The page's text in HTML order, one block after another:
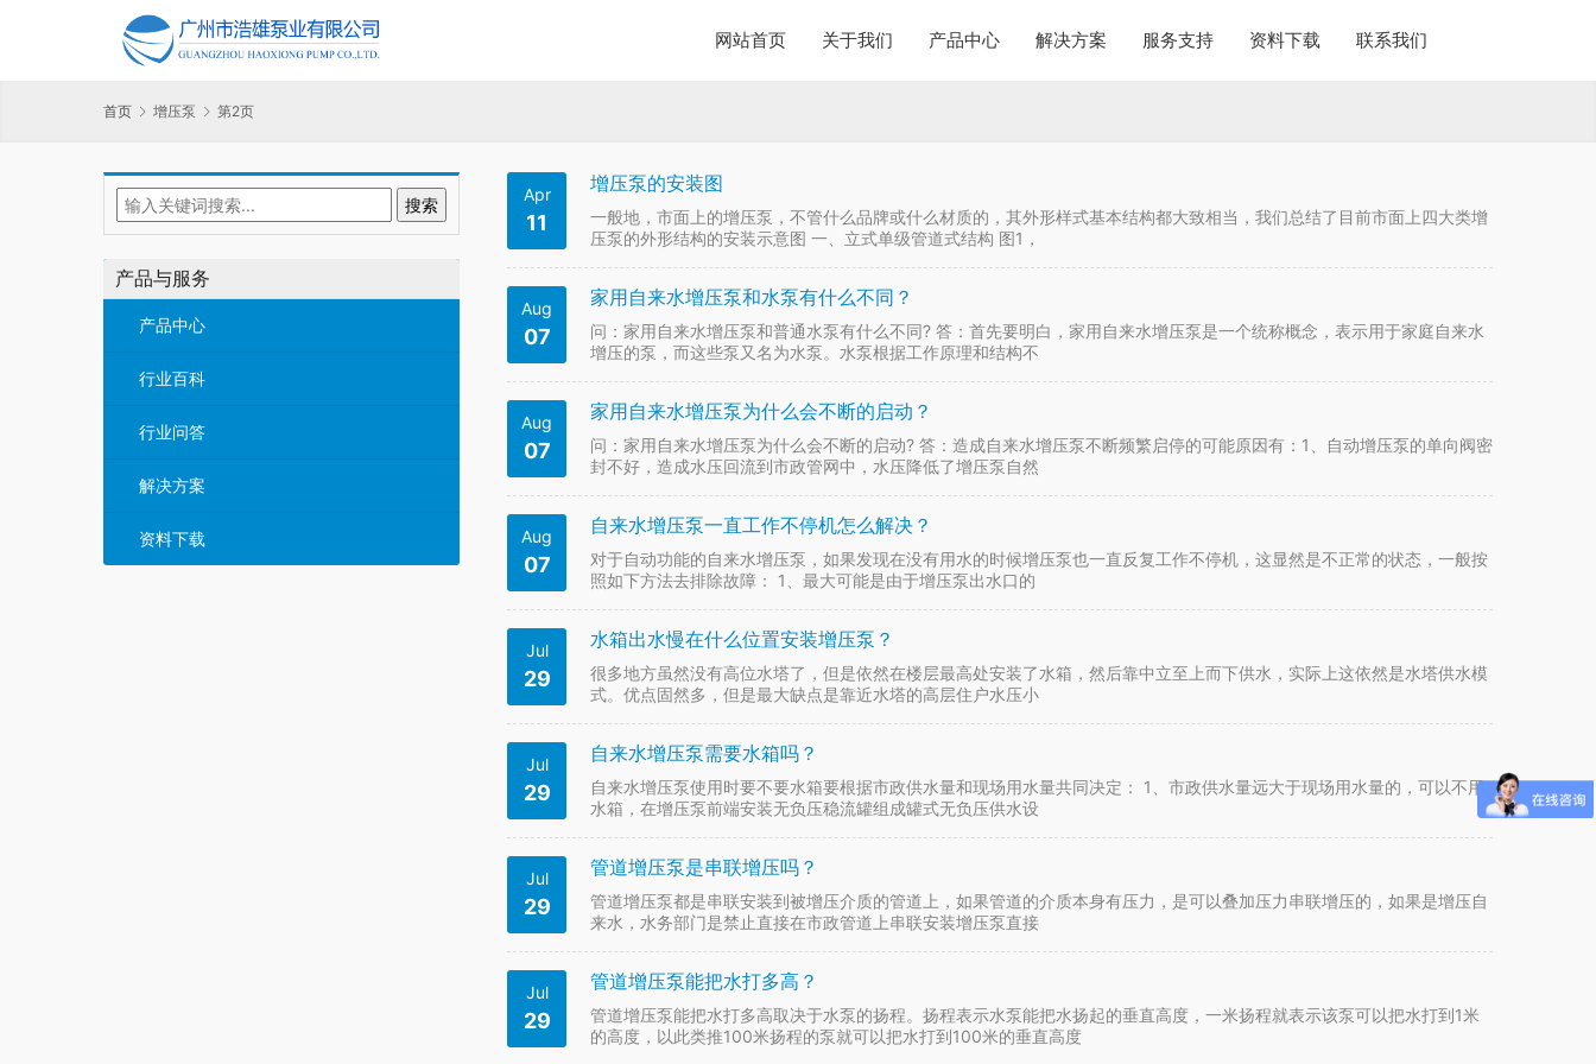
网站首页 关于我们 产品中心 解决方案 服务支持 资料下载 联系我们
首页 增压泵 第2页
产品与服务
产品中心
行业百科
行业问答
解决方案
资料下载
Apr
11
增压泵的安装图
一般地，市面上的增压泵，不管什么品牌或什么材质的，其外形样式基本结构都大致相当，我们总结了目前市面上四大类增
压泵的外形结构的安装示意图 一、立式单级管道式结构 图1，
Aug
07
家用自来水增压泵和水泵有什么不同？
问：家用自来水增压泵和普通水泵有什么不同? 答：首先要明白，家用自来水增压泵是一个统称概念，表示用于家庭自来水
增压的泵，而这些泵又名为水泵。水泵根据工作原理和结构不
Aug
07
家用自来水增压泵为什么会不断的启动？
问：家用自来水增压泵为什么会不断的启动? 答：造成自来水增压泵不断频繁启停的可能原因有：1、自动增压泵的单向阀密
封不好，造成水压回流到市政管网中，水压降低了增压泵自然
Aug
07
自来水增压泵一直工作不停机怎么解决？
对于自动功能的自来水增压泵，如果发现在没有用水的时候增压泵也一直反复工作不停机，这显然是不正常的状态，一般按
照如下方法去排除故障： 1、最大可能是由于增压泵出水口的
Jul
29
水箱出水慢在什么位置安装增压泵？
很多地方虽然没有高位水塔了，但是依然在楼层最高处安装了水箱，然后靠中立至上而下供水，实际上这依然是水塔供水模
式。优点固然多，但是最大缺点是靠近水塔的高层住户水压小
Jul
29
自来水增压泵需要水箱吗？
自来水增压泵使用时要不要水箱要根据市政供水量和现场用水量共同决定： 1、市政供水量远大于现场用水量的，可以不用
水箱，在增压泵前端安装无负压稳流罐组成罐式无负压供水设
Jul
29
管道增压泵是串联增压吗？
管道增压泵都是串联安装到被增压介质的管道上，如果管道的介质本身有压力，是可以叠加压力串联增压的，如果是增压自
来水，水务部门是禁止直接在市政管道上串联安装增压泵直接
Jul
29
管道增压泵能把水打多高？
管道增压泵能把水打多高取决于水泵的扬程。扬程表示水泵能把水扬起的垂直高度，一米扬程就表示该泵可以把水打到1米
的高度，以此类推100米扬程的泵就可以把水打到100米的垂直高度